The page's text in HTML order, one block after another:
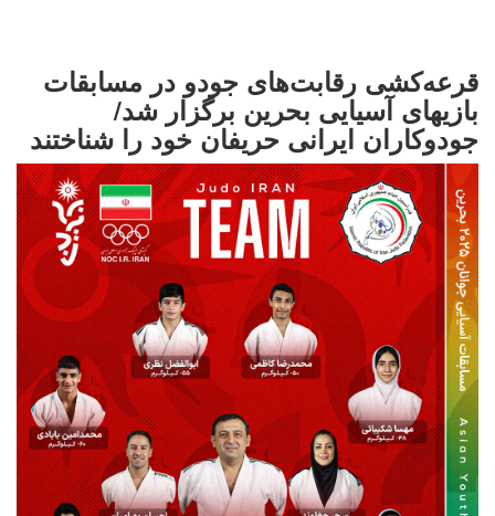
قرعه‌کشی رقابت‌های جودو در مسابقات
بازیهای آسیایی بحرین برگزار شد/
جودوکاران ایرانی حریفان خود را شناختند